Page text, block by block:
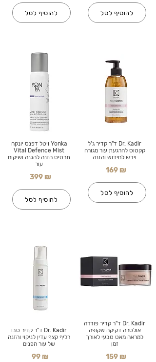
להוסיף לסל
Yonka ויטל דפנס יונקה
Vital Defence Mist
תרסיס הזנה להגנה ושיקום
עור
399 ₪
להוסיף לסל
Dr. Kadir ד"ר קדיר סבו
רליף קצף עדין לניקוי והזנה
של עור הפנים
99 ₪
להוסיף לסל
Dr. Kadir ד"ר קדיר ג'ל
קקטוס להרגעת עור מגורה
ויבש לחידוש והזנה
169 ₪
להוסיף לסל
Dr. Kadir ד"ר קדיר פודרה
אולטרה דקיקה שקופה
למראה מאט טבעי לאורך
זמן
159 ₪